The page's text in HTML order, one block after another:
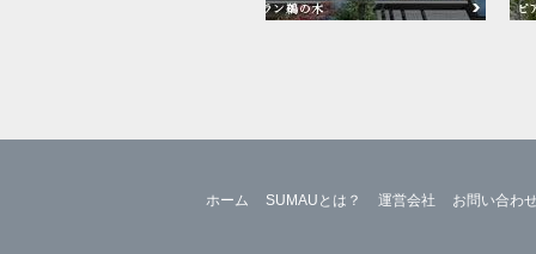
ホーム SUMAUとは？ 運営会社 お問い合わ